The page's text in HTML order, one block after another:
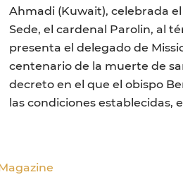
Ahmadi (Kuwait), celebrada
Sede, el cardenal Parolin, al
presenta el delegado de
centenario de la muerte de
decreto en el que el obispo
las condiciones establecidas,